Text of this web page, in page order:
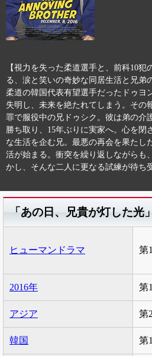
【視力を失った柔道選手と、前科10犯
る、涙と笑いの奇妙な同居生活と兄弟
柔道の韓国代表有望選手だったドゥヨ
失明し、未来を絶たれてしまう。その
罪で服役中の兄ドゥシク。彼は弟の介
勝ち取り、15年ぶりに実家へ。心を閉
な生活を企む兄。最悪の再会を果たし
活が始まる。衝突を繰り返しながらも
かし、そんな二人に更なる試練が待ち
「あの日、兄貴が灯した光
ヒューマンドラマ 第
2016年 第
アジア 第
韓国 第